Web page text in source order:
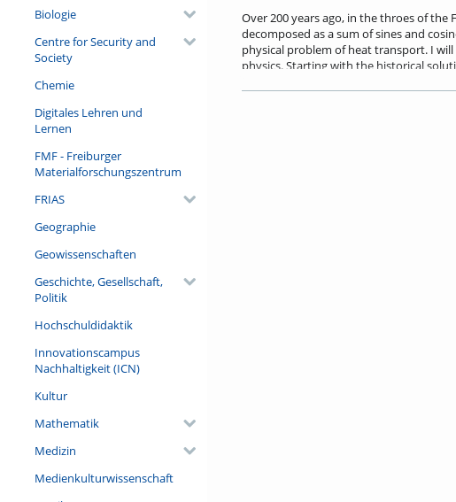
Biologie
Centre for Security and
Society
Chemie
Digitales Lehren und
Lernen
FMF - Freiburger
Materialforschungszentrum
FRIAS
Geographie
Geowissenschaften
Geschichte, Gesellschaft,
Politik
Hochschuldidaktik
Innovationscampus
Nachhaltigkeit (ICN)
Kultur
Mathematik
Medizin
Medienkulturwissenschaft
Over 200 years ago, in the throes of
decomposed as a sum of sines and
physical problem of heat transport. I
physics. Starting with the historical
scattering problems, and explain how
research on quantum many-body